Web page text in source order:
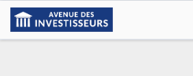
Passer au contenu